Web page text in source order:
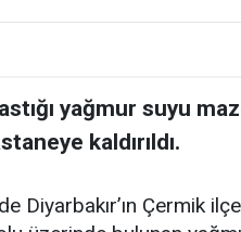
yağmur suyu
kaldırıldı.
Diyarbakır’ın Çermik